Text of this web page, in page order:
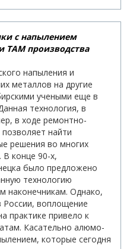
с напылением
ТАМ производства
напыления и
металлов на другие
учеными еще в
технология, в
в ходе ремонтно-
найти
решения во многих
конце 90-х,
было предложено
технологию
наконечникам. Однако,
России, воплощение
практике привело к
Касательно алюмо-
которые сегодня